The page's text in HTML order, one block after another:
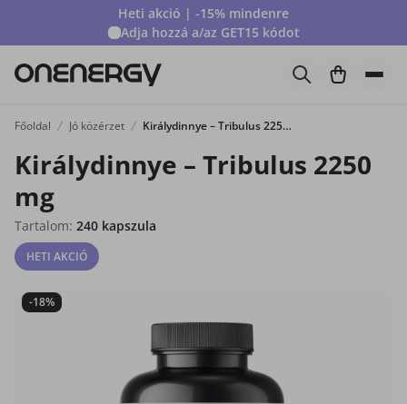
Heti akció | -15% mindenre
Adja hozzá a/az GET15 kódot
Főoldal Jó közérzet Királydinnye – Tribulus 2250 mg
Királydinnye – Tribulus 2250
mg
Tartalom: 240 kapszula
HETI AKCIÓ
-18%